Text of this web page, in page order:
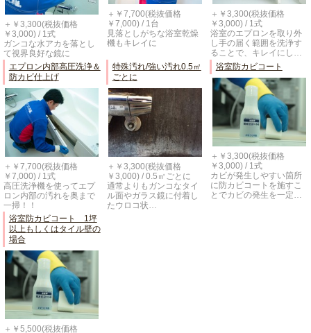
＋￥3,300(税抜価格
￥3,000) / 1式
ガンコな水アカを落とし
て視界良好な鏡に
＋￥7,700(税抜価格
￥7,000) / 1台
見落としがちな浴室乾燥
機もキレイに
＋￥3,300(税抜価格
￥3,000) / 1式
浴室のエプロンを取り外
し手の届く範囲を洗浄す
ることで、キレイにし…
エプロン内部高圧洗浄＆
防カビ仕上げ
＋￥7,700(税抜価格
￥7,000) / 1式
高圧洗浄機を使ってエプ
ロン内部の汚れを奥まで
一掃！！
特殊汚れ/強い汚れ0.5㎡
ごとに
＋￥3,300(税抜価格
￥3,000) / 0.5㎡ごとに
通常よりもガンコなタイ
ル面やガラス鏡に付着し
たウロコ状…
浴室防カビコート
＋￥3,300(税抜価格
￥3,000) / 1式
カビが発生しやすい箇所
に防カビコートを施すこ
とでカビの発生を一定…
浴室防カビコート 1坪
以上もしくはタイル壁の
場合
＋￥5,500(税抜価格